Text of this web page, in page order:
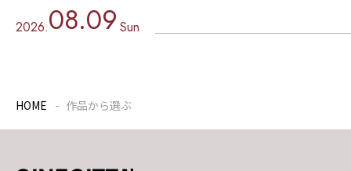
2026.08.09 Sun
HOME 作品から選ぶ